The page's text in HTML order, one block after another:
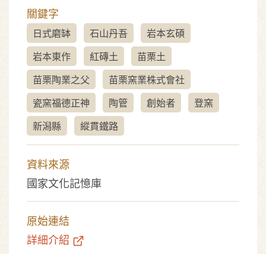
關鍵字
日式磨缽 石山丹吾
岩本玄碩
岩本東作
紅磚土
苗栗土
苗栗陶業之父
苗栗窯業株式會社
瓷窯福德正神
陶管 創始者
登窯
新潟縣
縱貫鐵路
資料來源
國家文化記憶庫
原始連結
詳細介紹